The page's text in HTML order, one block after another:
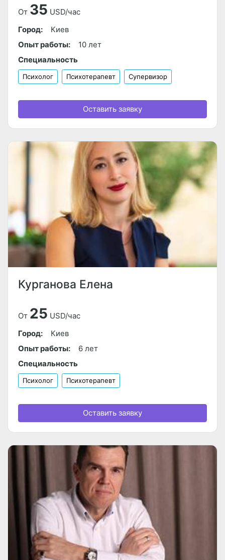
От 35 USD/час
Город:
Киев
Опыт работы:
10 лет
Специальность
Психолог Психотерапевт Супервизор
Оставить заявку
Курганова Елена
От 25 USD/час
Город:
Киев
Опыт работы:
6 лет
Специальность
Психолог Психотерапевт
Оставить заявку